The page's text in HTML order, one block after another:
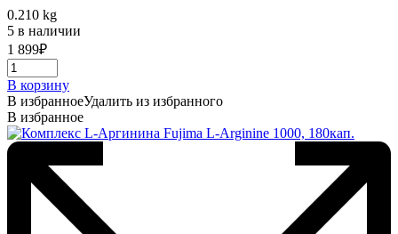
0.210 kg
5 в наличии
1 899₽
В корзину
В избранноеУдалить из избранного
В избранное